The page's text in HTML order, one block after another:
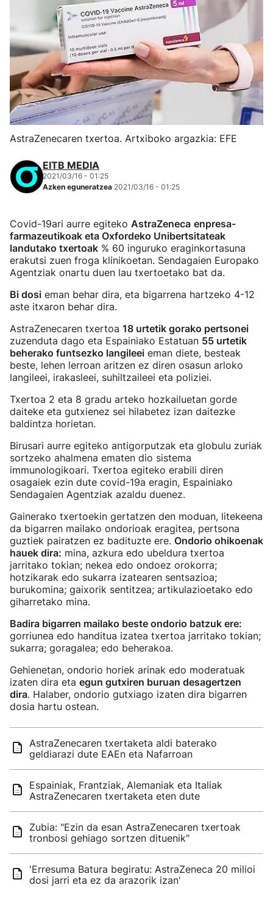
AstraZenecaren txertoa. Artxiboko argazkia: EFE
EITB MEDIA
2021/03/16 - 01:25
Azken eguneratzea 2021/03/16 - 01:25
Covid-19ari aurre egiteko AstraZeneca enpresa-
farmazeutikoak eta Oxfordeko Unibertsitateak
landutako txertoak % 60 inguruko eraginkortasuna
erakutsi zuen froga klinikoetan. Sendagaien Europako
Agentziak onartu duen lau txertoetako bat da.
Bi dosi eman behar dira, eta bigarrena hartzeko 4-12
aste itxaron behar dira.
AstraZenecaren txertoa 18 urtetik gorako pertsonei
zuzenduta dago eta Espainiako Estatuan 55 urtetik
beherako funtsezko langileei eman diete, besteak
beste, lehen lerroan aritzen ez diren osasun arloko
langileei, irakasleei, suhiltzaileei eta poliziei.
Txertoa 2 eta 8 gradu arteko hozkailuetan gorde
daiteke eta gutxienez sei hilabetez izan daitezke
baldintza horietan.
Birusari aurre egiteko antigorputzak eta globulu zuriak
sortzeko ahalmena ematen dio sistema
immunologikoari. Txertoa egiteko erabili diren
osagaiek ezin dute covid-19a eragin, Espainiako
Sendagaien Agentziak azaldu duenez.
Gainerako txertoekin gertatzen den moduan, litekeena
da bigarren mailako ondorioak eragitea, pertsona
guztiek pairatzen ez badituzte ere. Ondorio ohikoenak
hauek dira: mina, azkura edo ubeldura txertoa
jarritako tokian; nekea edo ondoez orokorra;
hotzikarak edo sukarra izatearen sentsazioa;
burukomina; gaixorik sentitzea; artikulazioetako edo
giharretako mina.
Badira bigarren mailako beste ondorio batzuk ere:
gorriunea edo handitua izatea txertoa jarritako tokian;
sukarra; goragalea; edo beherakoa.
Gehienetan, ondorio horiek arinak edo moderatuak
izaten dira eta egun gutxiren buruan desagertzen
dira. Halaber, ondorio gutxiago izaten dira bigarren
dosia hartu ostean.
AstraZenecaren txertaketa aldi baterako
geldiarazi dute EAEn eta Nafarroan
Espainiak, Frantziak, Alemaniak eta Italiak
AstraZenecaren txertaketa eten dute
Zubia: "Ezin da esan AstraZenecaren txertoak
tronbosi gehiago sortzen dituenik"
'Erresuma Batura begiratu: AstraZeneca 20 milioi
dosi jarri eta ez da arazorik izan'